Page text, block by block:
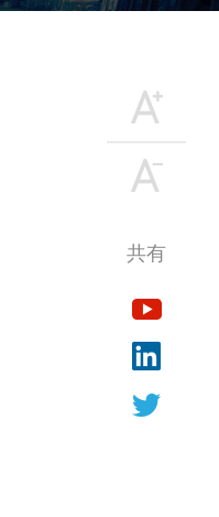
— 共有 —